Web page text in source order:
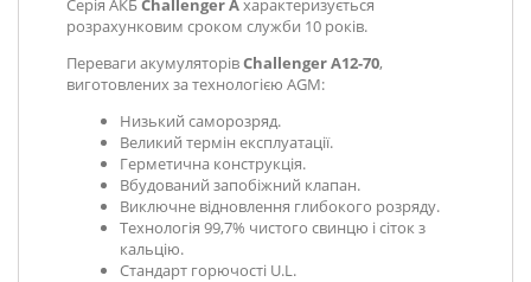
Серія АКБChallenger Aхарактеризується
розрахунковим сроком служби 10 років.
Переваги акумуляторівChallenger A12-70,
виготовлених за технологією AGM:
Низький саморозряд.
Великий термін експлуатації.
Герметична конструкція.
Вбудований запобіжний клапан.
Виключне відновлення глибокого розряду.
Технологія 99,7% чистого свинцю і сіток з
кальцію.
Стандарт горючості U.L.